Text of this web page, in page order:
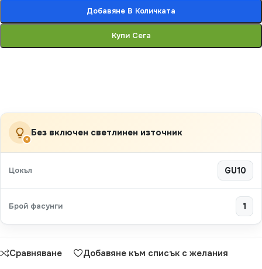
Добавяне В Количката
Купи Сега
×
Без включен светлинен източник
Цокъл GU10
Брой фасунги 1
Сравняване Добавяне към списък с желания